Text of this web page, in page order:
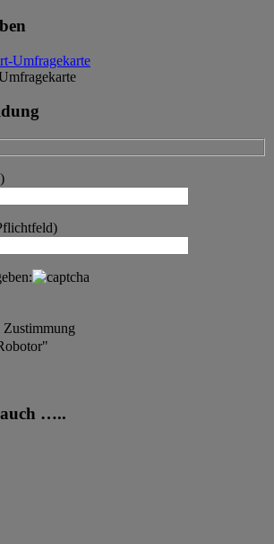
Zustimmung
…..